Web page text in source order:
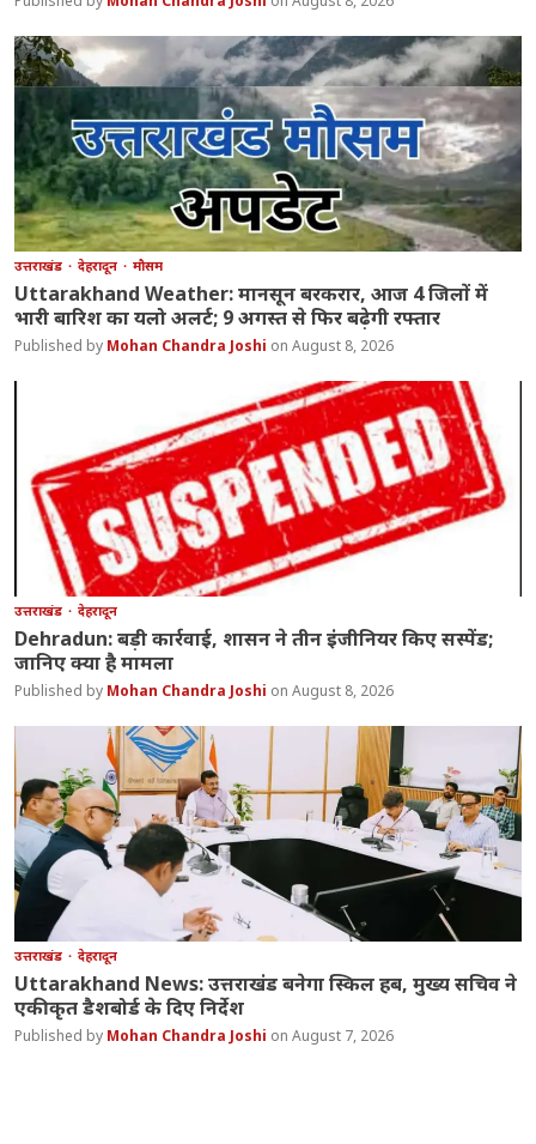
उत्तराखंड देहरादून मौसम
Uttarakhand Weather: मानसून बरकरार, आज 4 जिलों में
भारी बारिश का यलो अलर्ट; 9 अगस्त से फिर बढ़ेगी रफ्तार
Mohan Chandra Joshi August 8, 2026
उत्तराखंड देहरादून
Dehradun: बड़ी कार्रवाई, शासन ने तीन इंजीनियर किए सस्पेंड;
जानिए क्या है मामला
Mohan Chandra Joshi August 8, 2026
उत्तराखंड देहरादून
Uttarakhand News: उत्तराखंड बनेगा स्किल हब, मुख्य सचिव ने
एकीकृत डैशबोर्ड के दिए निर्देश
Mohan Chandra Joshi August 7, 2026